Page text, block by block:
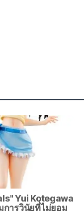
Yui Kotegawa
ารวินัยที่ไม่ยอม